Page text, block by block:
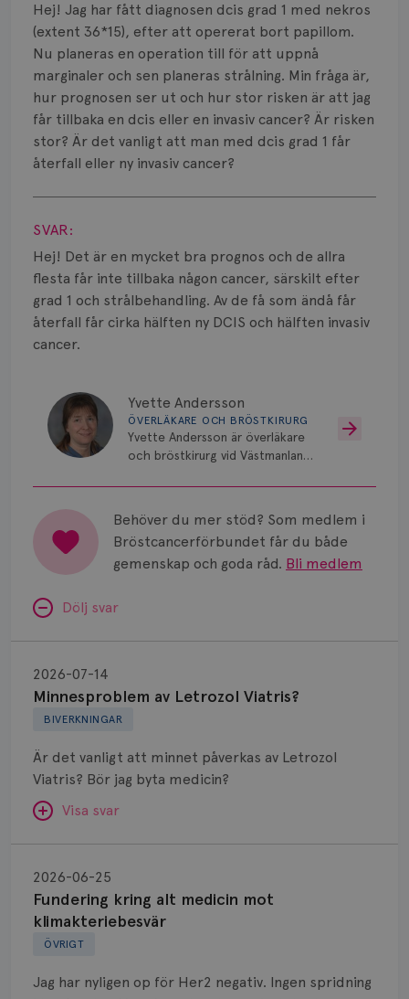
Hej! Jag har fått diagnosen dcis grad 1 med nekros
(extent 36*15), efter att opererat bort papillom.
Nu planeras en operation till för att uppnå
marginaler och sen planeras strålning. Min fråga är,
hur prognosen ser ut och hur stor risken är att jag
får tillbaka en dcis eller en invasiv cancer? Är risken
stor? Är det vanligt att man med dcis grad 1 får
återfall eller ny invasiv cancer?
Visa svar
SVAR:
Hej! Det är en mycket bra prognos och de allra
flesta får inte tillbaka någon cancer, särskilt efter
grad 1 och strålbehandling. Av de få som ändå får
återfall får cirka hälften ny DCIS och hälften invasiv
cancer.
Yvette Andersson
ÖVERLÄKARE OCH BRÖSTKIRURG
Yvette Andersson är överläkare
och bröstkirurg vid Västmanlands
Behöver du mer stöd? Som medlem i
Bröstcancerförbundet får du både
gemenskap och goda råd. Bli medlem
Dölj svar
BIVERKNINGAR
Minnesproblem av Letrozol Viatris?
2026-07-14
Är det vanligt att minnet påverkas av Letrozol
Viatris? Bör jag byta medicin?
Visa svar
SVAR:
Hej. Oavsett vilken hormonsänkande behandling
(men även cytostatika) man får så kan en del
uppleva negativ påverkan på minnet. Prata din
märke eller annan aromatashämmare. Det kan ofta
Letrozol
Viatris?
ÖVRIGT
Fundering kring alt medicin mot
klimakteriebesvär
2026-06-25
Jag har nyligen op för Her2 negativ. Ingen spridning
kring
medicin
Bröstvårta
Knöl
Läkemedel
Typ av bröstcancer
Prognos
Risker
Spridd bröstcancer
Strålning